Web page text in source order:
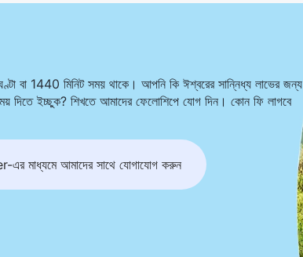
বা 1440 মিনিট সময় থাকে। আপনি কি ঈশ্বরের সান্নিধ্য লাভের জন্য
দিতে ইচ্ছুক? শিখতে আমাদের ফেলোশিপে যোগ দিন। কোন ফি লাগবে
মাধ্যমে আমাদের সাথে যোগাযোগ করুন